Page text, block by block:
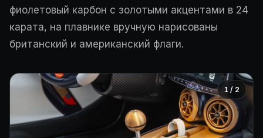
фиолетовый карбон с золотыми акцентами в 24
карата, на плавнике вручную нарисованы
британский и американский флаги.
1 / 2